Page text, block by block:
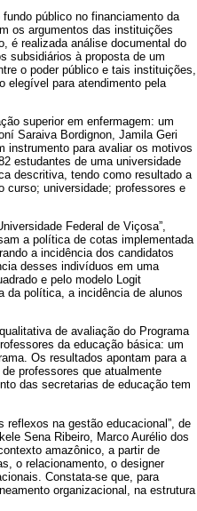
público no financiamento da
os argumentos das instituições
é realizada análise documental do
subsidiários à proposta de um
o poder público e tais instituições,
elegível para atendimento pela
superior em enfermagem: um
Saraiva Bordignon, Jamila Geri
instrumento para avaliar os motivos
estudantes de uma universidade
descritiva, tendo como resultado a
curso; universidade; professores e
Federal de Viçosa”,
a política de cotas implementada
a incidência dos candidatos
desses indivíduos em uma
e pelo modelo Logit
da política, a incidência de alunos
de avaliação do Programa
da educação básica: um
Os resultados apontam para a
professores que atualmente
das secretarias de educação tem
na gestão educacional”, de
Sena Ribeiro, Marco Aurélio dos
amazônico, a partir de
o relacionamento, o designer
Constata-se que, para
organizacional, na estrutura